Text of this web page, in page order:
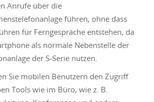
Anrufe über die
führen, ohne dass
für Ferngespräche entstehen, da
als normale Nebenstelle der
der S-Serie nutzen.
Sie mobilen Benutzern den Zugriff
Tools wie im Büro, wie z. B.